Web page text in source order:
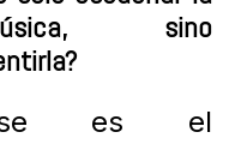
sino
es el